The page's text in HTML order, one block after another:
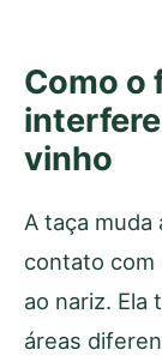
Como o
vinho
A taça
contato com
ao nariz. Ela
áreas